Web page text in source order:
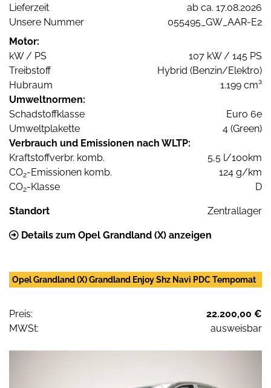
Lieferzeit
ab ca. 17.08.2026
Unsere Nummer
055495_GW_AAR-E2
Motor:
kW / PS
107 kW / 145 PS
Treibstoff
Hybrid (Benzin/Elektro)
Hubraum
1.199 cm³
Umweltnormen:
Schadstoffklasse
Euro 6e
Umweltplakette
4 (Green)
Verbrauch und Emissionen nach WLTP:
Kraftstoffverbr. komb.
5,5 l/100km
CO2-Emissionen komb.
124 g/km
CO2-Klasse D
Standort Zentrallager
Details zum Opel Grandland (X) anzeigen
Opel Grandland (X) Grandland Enjoy Shz Navi PDC Tempomat
Preis:
22.200,00 €
MWSt:
ausweisbar